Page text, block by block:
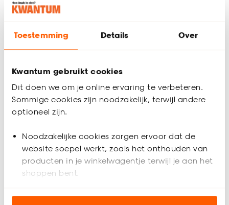
Toestemming Details Over
Kwantum gebruikt cookies
Dit doen we om je online ervaring te verbeteren.
Sommige cookies zijn noodzakelijk, terwijl andere
optioneel zijn.
Noodzakelijke cookies zorgen ervoor dat de
website soepel werkt, zoals het onthouden van
producten in je winkelwagentje terwijl je aan het
shoppen bent.
Analytische cookies (optioneel) helpen ons de
Deel jouw product & volg ons op social
Hulp nodig? Wij regelen het voor je!
Bestel een kleurstaal
Advies aan huis
Productomschrijving
Klik PVC Abilene is een PVC vloer met grijze tegellook. Zo